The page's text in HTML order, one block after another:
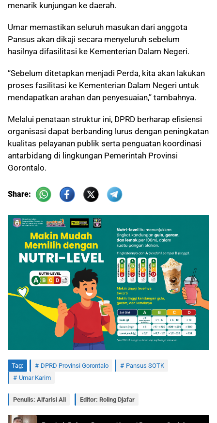
menarik kunjungan ke daerah.
Umar memastikan seluruh masukan dari anggota
Pansus akan dikaji secara menyeluruh sebelum
hasilnya difasilitasi ke Kementerian Dalam Negeri.
“Sebelum ditetapkan menjadi Perda, kita akan lakukan
proses fasilitasi ke Kementerian Dalam Negeri untuk
mendapatkan arahan dan penyesuaian,” tambahnya.
Melalui penataan struktur ini, DPRD berharap efisiensi
organisasi dapat berbanding lurus dengan peningkatan
kualitas pelayanan publik serta penguatan koordinasi
antarbidang di lingkungan Pemerintah Provinsi
Gorontalo.
Share:
Tag: DPRD Provinsi Gorontalo
Pansus SOTK
Umar Karim
Penulis: Alfarisi Ali Editor: Roling Djafar